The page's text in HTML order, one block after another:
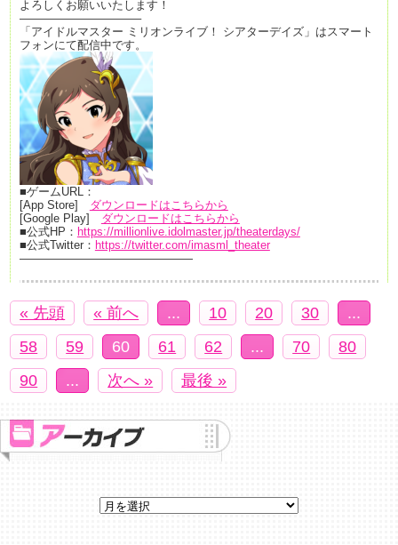
よろしくお願いいたします！
——————————–
「アイドルマスター ミリオンライブ！ シアターデイズ」はスマート
フォンにて配信中です。
■ゲームURL：
[App Store] ダウンロードはこちらから
[Google Play] ダウンロードはこちらから
■公式HP： https://millionlive.idolmaster.jp/theaterdays/
■公式Twitter： https://twitter.com/imasml_theater
———————————————
« 先頭 « 前へ ... 10 20 30
...
58
59 60 61 62 ... 70
80
90
... 次へ » 最後 »